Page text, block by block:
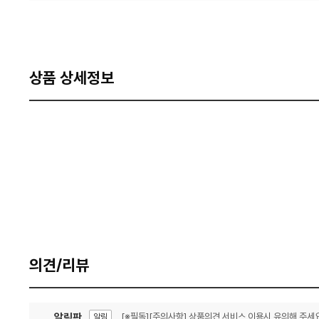
상품 상세정보
의견/리뷰
알림 [※필독][주의사항] 상품의견 서비스 이용시 유의해 주세